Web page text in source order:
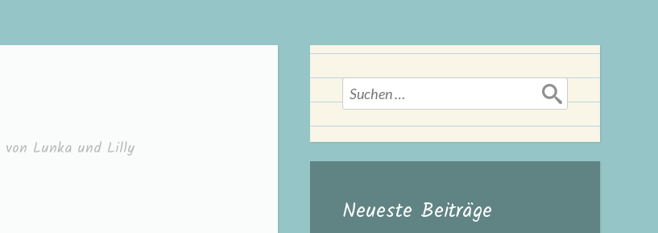
von Lunka und Lilly
Suchen
nach:
Neueste Beiträge